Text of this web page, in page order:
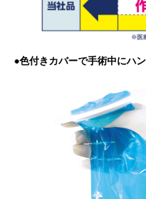
●色付きカバーで手術中にハ